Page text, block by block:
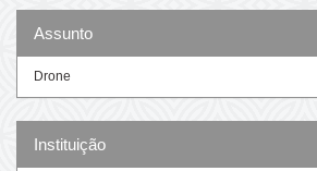
Assunto
Drone
Instituição